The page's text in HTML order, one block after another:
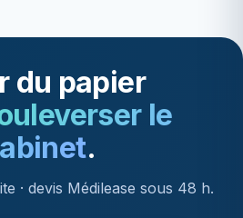
du papier
le
.
· devis Médilease sous 48 h.